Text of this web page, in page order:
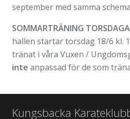
september med samma
SOMMARTRÄNING
hallen startar torsdag 18/6 kl.
tränat i våra Vuxen /
inte anpassad för de som
Kungsbacka